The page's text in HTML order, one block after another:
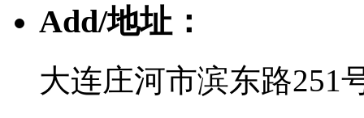
Add/地址：
大连庄河市滨东路251